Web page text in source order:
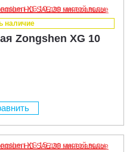
наличие
Zongshen XG 10